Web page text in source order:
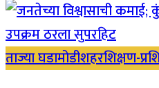
ताज्या घडामोडीशहरशिक्षण-